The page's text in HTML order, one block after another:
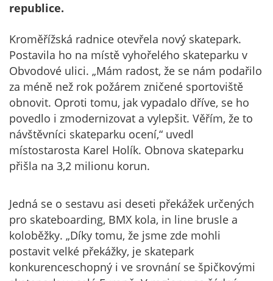
republice.
Kroměřížská radnice otevřela nový skatepark.
Postavila ho na místě vyhořelého skateparku v
Obvodové ulici. „Mám radost, že se nám podařilo
za méně než rok požárem zničené sportoviště
obnovit. Oproti tomu, jak vypadalo dříve, se ho
povedlo i zmodernizovat a vylepšit. Věřím, že to
návštěvníci skateparku ocení,“ uvedl
místostarosta Karel Holík. Obnova skateparku
přišla na 3,2 milionu korun.
Jedná se o sestavu asi deseti překážek určených
pro skateboarding, BMX kola, in line brusle a
koloběžky. „Díky tomu, že jsme zde mohli
postavit velké překážky, je skatepark
konkurenceschopný i ve srovnání se špičkovými